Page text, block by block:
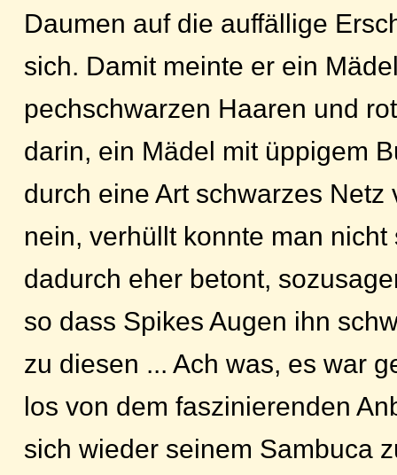
Daumen auf die auffällige
sich. Damit meinte er ein
pechschwarzen Haaren und
darin, ein Mädel mit üppigem
durch eine Art schwarzes Netz
nein, verhüllt konnte man
dadurch eher betont,
so dass Spikes Augen ihn
zu diesen ... Ach was, es war
los von dem faszinierenden
sich wieder seinem Sambuca